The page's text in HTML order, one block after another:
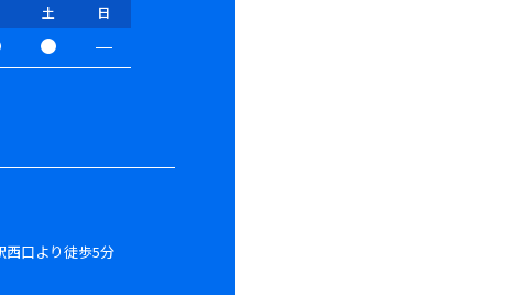
土 日
西口より徒歩5分